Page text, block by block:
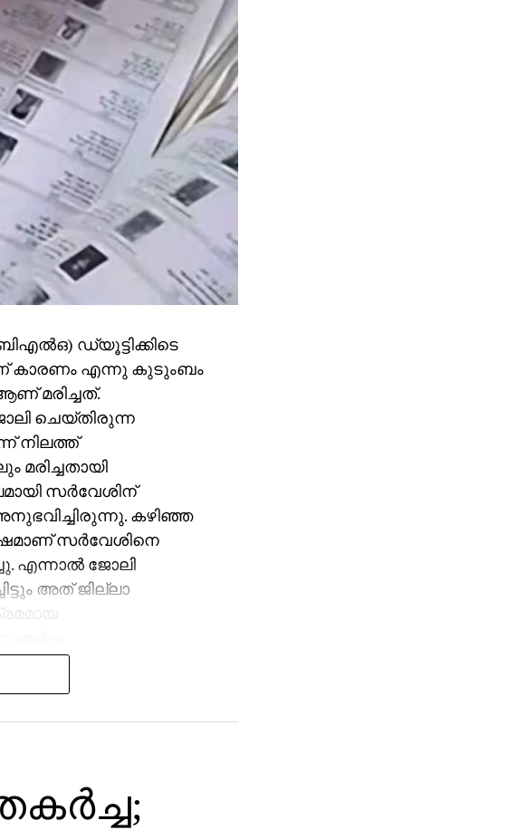
ഡ്യൂട്ടിക്കിടെ
കാരണം എന്നു കുടുംബം
മരിച്ചത്.
ചെയ്തിരുന്ന
നിലത്ത്
മരിച്ചതായി
സര്‍വേശിന്
കഴിഞ്ഞ
സര്‍വേശിനെ
എന്നാല്‍ ജോലി
അത് ജില്ലാ
കുമാര്‍ പറഞ്ഞത്.